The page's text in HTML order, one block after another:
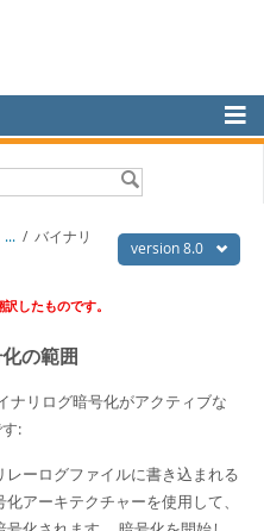
version 8.0
... / バイナリ
したものです。
の範囲
ナリログ暗号化がアクティブな
:
ーログファイルに書き込まれる
アーキテクチャーを使用して、